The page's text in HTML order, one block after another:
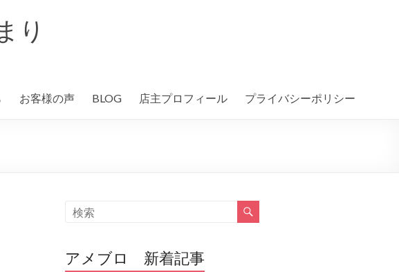
り
お客様の声 BLOG 店主プロフィール プライバシーポリシー
アメブロ 新着記事